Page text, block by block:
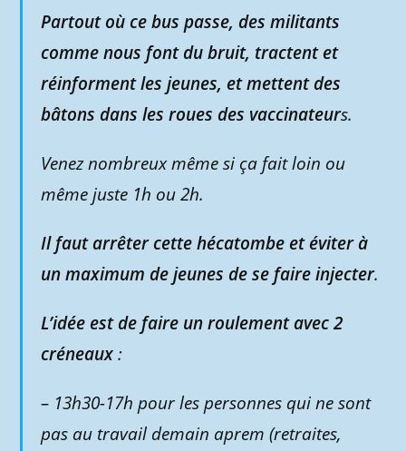
Partout où ce bus passe, des militants
comme nous font du bruit, tractent et
réinforment les jeunes, et mettent des
bâtons dans les roues des vaccinateurs.
Venez nombreux même si ça fait loin ou
même juste 1h ou 2h.
Il faut arrêter cette hécatombe et éviter à
un maximum de jeunes de se faire injecter.
L’idée est de faire un roulement avec 2
créneaux:
– 13h30-17h pour les personnes qui ne sont
pas au travail demain aprem (retraites,